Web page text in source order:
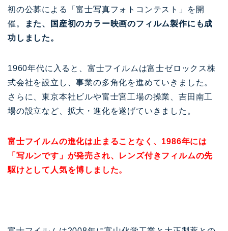
初の公募による「富士写真フォトコンテスト」を開
催。
また、国産初のカラー映画のフィルム製作にも成
功しました。
1960年代に入ると、富士フイルムは富士ゼロックス株
式会社を設立し、事業の多角化を進めていきました。
さらに、東京本社ビルや富士宮工場の操業、吉田南工
場の設立など、拡大・進化を遂げていきました。
富士フイルムの進化は止まることなく、1986年には
「写ルンです」が発売され、レンズ付きフィルムの先
駆けとして人気を博しました。